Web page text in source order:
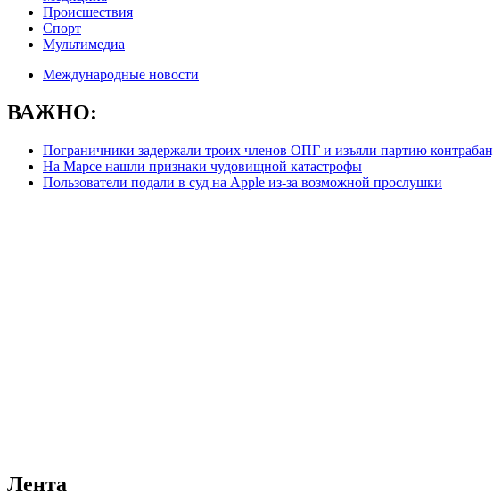
Происшествия
Спорт
Мультимедиа
Международные новости
ВАЖНО:
Пограничники задержали троих членов ОПГ и изъяли партию
На Марсе нашли признаки чудовищной катастрофы
Пользователи подали в суд на Apple из-за возможной прослушки
Лента